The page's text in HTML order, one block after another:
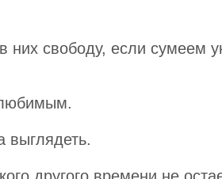
свободу, если сумеем